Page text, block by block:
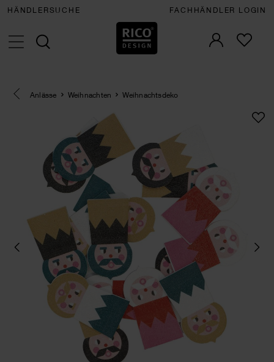
HÄNDLERSUCHE FACHHÄNDLER LOGIN
Eine Kategorie zurück navigieren
Anlässe Weihnachten Weihnachtsdeko